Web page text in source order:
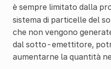
è sempre limitato dalla
sistema di particelle del
che non vengono
dal sotto-emettitore,
aumentarne la quantità